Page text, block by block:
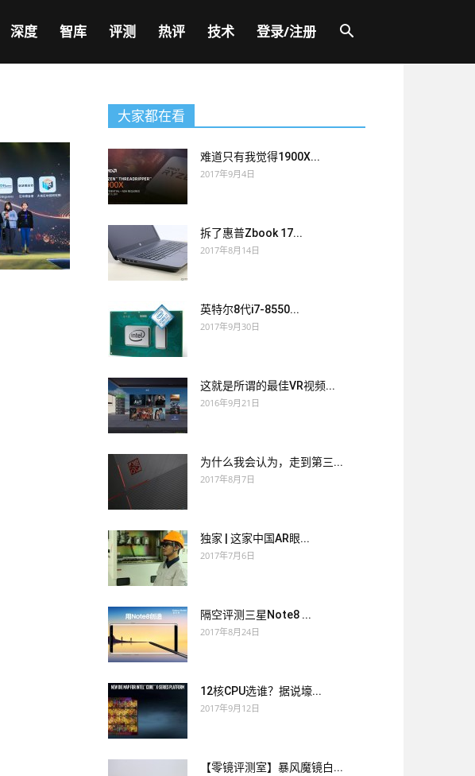
深度 智库 评测 热评 技术 登录/注册
大家都在看
难道只有我觉得1900X...
2017年9月4日
拆了惠普Zbook 17...
2017年8月14日
英特尔8代i7-8550...
2017年9月30日
这就是所谓的最佳VR视频...
2016年9月21日
为什么我会认为，走到第三...
2017年8月7日
独家 | 这家中国AR眼...
2017年7月6日
隔空评测三星Note8 ...
2017年8月24日
12核CPU选谁？据说壕...
2017年9月12日
【零镜评测室】暴风魔镜白...